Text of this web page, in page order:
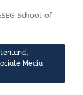
School of
,
Media